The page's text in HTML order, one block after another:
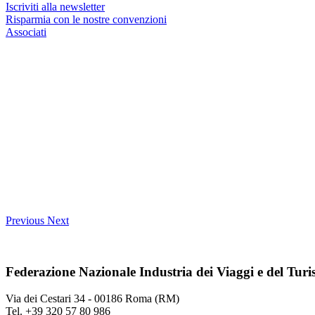
Iscriviti alla newsletter
Risparmia con le nostre convenzioni
Associati
Previous Next
Federazione Nazionale Industria dei Viaggi e del
Via dei Cestari 34 - 00186 Roma (RM)
Tel. +39 320 57 80 986